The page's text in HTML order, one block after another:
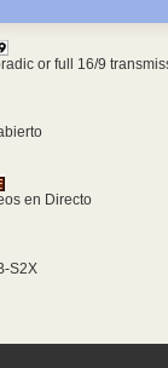
or full 16/9
en Directo
S2X